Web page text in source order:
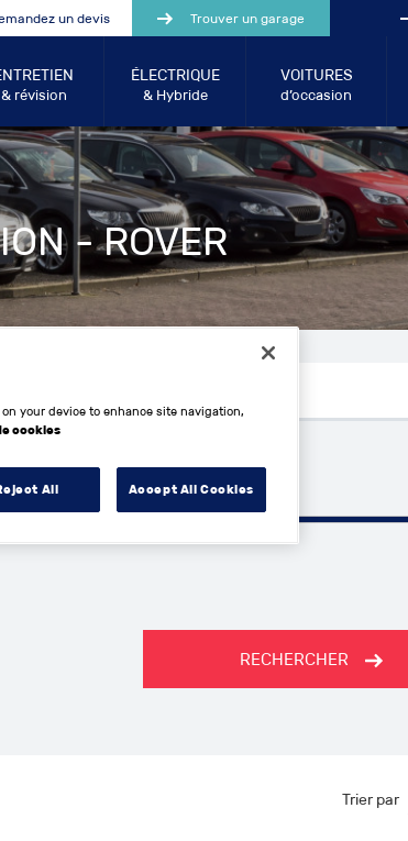
un devis Trouver un garage
& révision
ÉLECTRIQUE
& Hybride
VOITURES
d’occasion
- ROVER
Kilométrage entre:
0km
RECHERCHER
Trier par
your device to enhance site navigation,
cookies
All Accept All Cookies